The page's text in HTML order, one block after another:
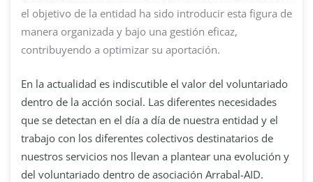
el objetivo de la entidad ha sido introducir esta figura de
manera organizada y bajo una gestión eficaz,
contribuyendo a optimizar su aportación.
En la actualidad es indiscutible el valor del voluntariado
dentro de la acción social. Las diferentes necesidades
que se detectan en el día a día de nuestra entidad y el
trabajo con los diferentes colectivos destinatarios de
nuestros servicios nos llevan a plantear una evolución y
del voluntariado dentro de asociación Arrabal-AID.